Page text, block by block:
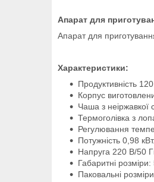
Апарат для
Апарат для
Характеристики:
Продуктивність
Корпус
Чаша з неіржавкої
Термоголівка з
Регулювання
Потужність 0,98 кВт.
Напруга 220 В/50
Габаритні
Паковальні